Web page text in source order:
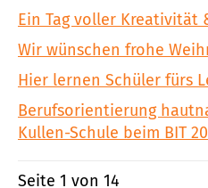
Ein Tag voller Kreativität
Wir wünschen frohe
Hier lernen Schüler fürs
Berufsorientierung
Kullen-Schule beim BIT
Seite 1 von 14